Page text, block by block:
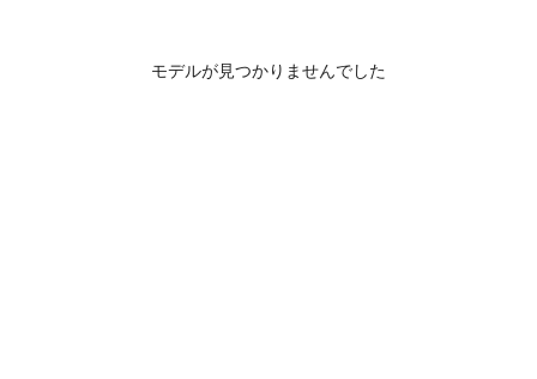
モデルが見つかりませんでした